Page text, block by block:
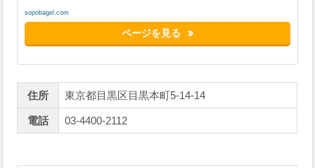
sopobagel.com
ページを見る
住所 東京都目黒区目黒本町5-14-14
電話 03-4400-2112